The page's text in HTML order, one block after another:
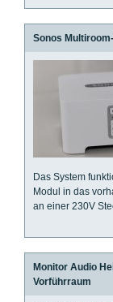
Sonos
Das System
Modul in das
an einer 230V
Monitor Audio
Vorführraum